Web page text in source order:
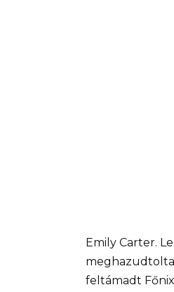
Emily Carter.
meghazudtolta
feltámadt